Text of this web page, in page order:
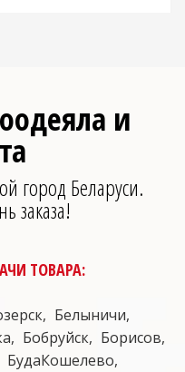
и
город Беларуси.
заказа!
ТОВАРА:
Белыничи
Бобруйск
Борисов
БудаКошелево